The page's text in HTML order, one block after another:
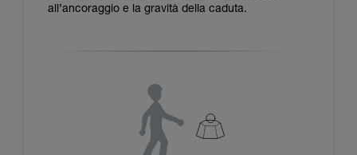
all’ancoraggio e la gravità della caduta.